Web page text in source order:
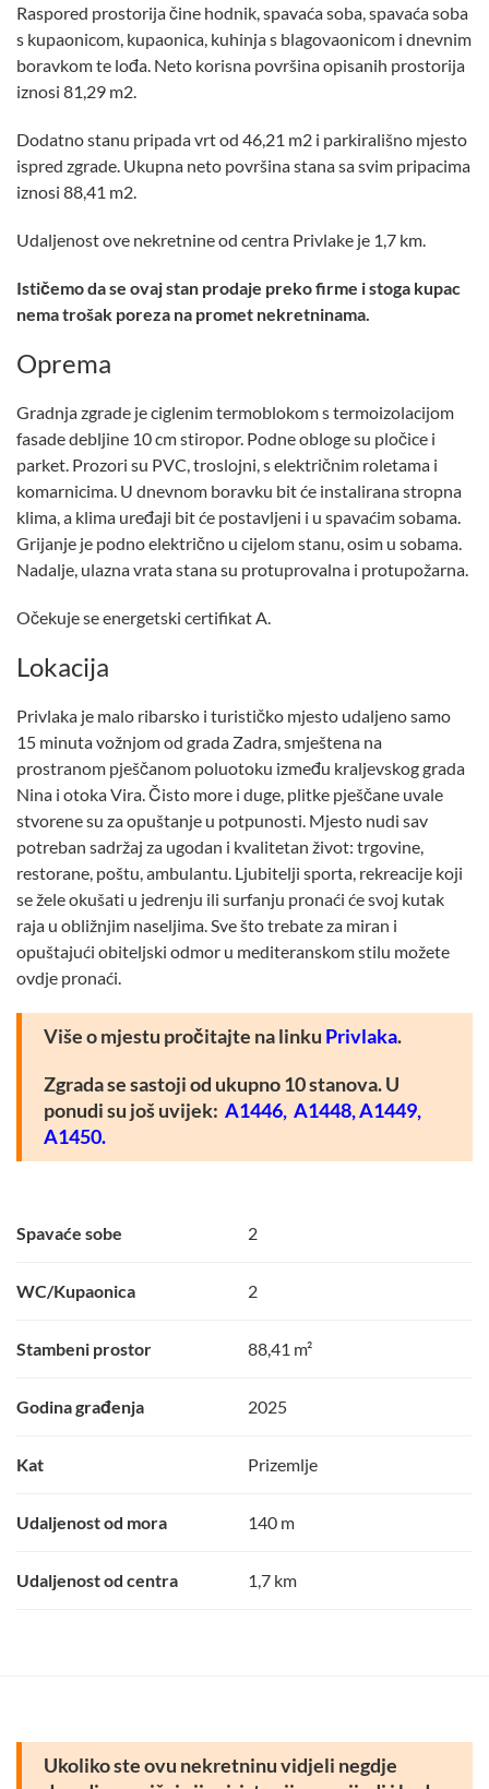
Raspored prostorija čine hodnik, spavaća soba, spavaća soba
s kupaonicom, kupaonica, kuhinja s blagovaonicom i dnevnim
boravkom te lođa. Neto korisna površina opisanih prostorija
iznosi 81,29 m2.
Dodatno stanu pripada vrt od 46,21 m2 i parkirališno mjesto
ispred zgrade. Ukupna neto površina stana sa svim pripacima
iznosi 88,41 m2.
Udaljenost ove nekretnine od centra Privlake je 1,7 km.
Ističemo da se ovaj stan prodaje preko firme i stoga kupac
nema trošak poreza na promet nekretninama.
Oprema
Gradnja zgrade je ciglenim termoblokom s termoizolacijom
fasade debljine 10 cm stiropor. Podne obloge su pločice i
parket. Prozori su PVC, troslojni, s električnim roletama i
komarnicima. U dnevnom boravku bit će instalirana stropna
klima, a klima uređaji bit će postavljeni i u spavaćim sobama.
Grijanje je podno električno u cijelom stanu, osim u sobama.
Nadalje, ulazna vrata stana su protuprovalna i protupožarna.
Očekuje se energetski certifikat A.
Lokacija
Privlaka je malo ribarsko i turističko mjesto udaljeno samo
15 minuta vožnjom od grada Zadra, smještena na
prostranom pješčanom poluotoku između kraljevskog grada
Nina i otoka Vira. Čisto more i duge, plitke pješčane uvale
stvorene su za opuštanje u potpunosti. Mjesto nudi sav
potreban sadržaj za ugodan i kvalitetan život: trgovine,
restorane, poštu, ambulantu. Ljubitelji sporta, rekreacije koji
se žele okušati u jedrenju ili surfanju pronaći će svoj kutak
raja u obližnjim naseljima. Sve što trebate za miran i
opuštajući obiteljski odmor u mediteranskom stilu možete
ovdje pronaći.
Više o mjestu pročitajte na linku Privlaka.
Zgrada se sastoji od ukupno 10 stanova. U
ponudi su još uvijek: A1446, A1448,A1449,
A1450.
Spavaće sobe 2
WC/Kupaonica 2
Stambeni prostor 88,41 m²
Godina građenja 2025
Kat Prizemlje
Udaljenost od mora 140 m
Udaljenost od centra 1,7 km
Ukoliko ste ovu nekretninu vidjeli negdje